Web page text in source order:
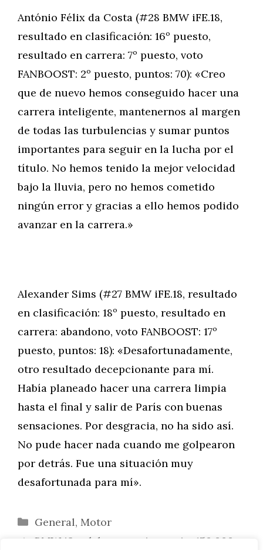
António Félix da Costa (#28 BMW iFE.18,
resultado en clasificación: 16º puesto,
resultado en carrera: 7º puesto, voto
FANBOOST: 2º puesto, puntos: 70): «Creo
que de nuevo hemos conseguido hacer una
carrera inteligente, mantenernos al margen
de todas las turbulencias y sumar puntos
importantes para seguir en la lucha por el
título. No hemos tenido la mejor velocidad
bajo la lluvia, pero no hemos cometido
ningún error y gracias a ello hemos podido
avanzar en la carrera.»
Alexander Sims (#27 BMW iFE.18, resultado
en clasificación: 18º puesto, resultado en
carrera: abandono, voto FANBOOST: 17º
puesto, puntos: 18): «Desafortunadamente,
otro resultado decepcionante para mí.
Había planeado hacer una carrera limpia
hasta el final y salir de París con buenas
sensaciones. Por desgracia, no ha sido así.
No pude hacer nada cuando me golpearon
por detrás. Fue una situación muy
desafortunada para mí».
Categorías
General, Motor
BMW i3 celebra su aniversario: 150.000